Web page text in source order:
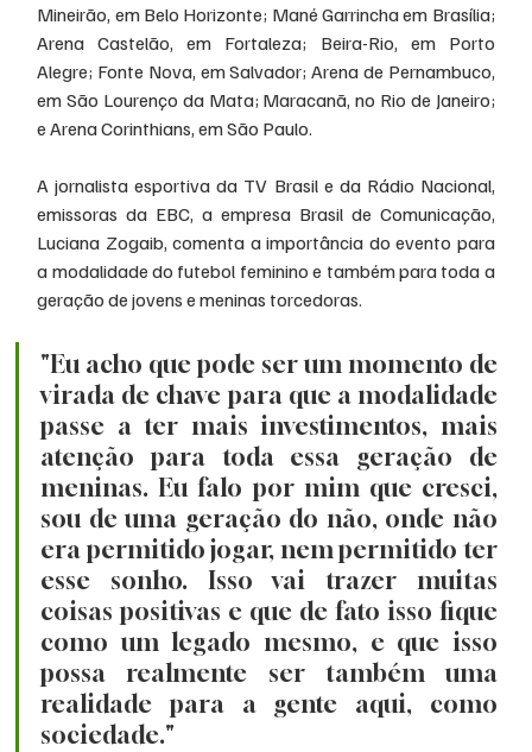
Mineirão, em Belo Horizonte; Mané Garrincha em Brasília;
Arena Castelão, em Fortaleza; Beira-Rio, em Porto
Alegre; Fonte Nova, em Salvador; Arena de Pernambuco,
em São Lourenço da Mata; Maracanã, no Rio de Janeiro;
e Arena Corinthians, em São Paulo.
A jornalista esportiva da TV Brasil e da Rádio Nacional,
emissoras da EBC, a empresa Brasil de Comunicação,
Luciana Zogaib, comenta a importância do evento para
a modalidade do futebol feminino e também para toda a
geração de jovens e meninas torcedoras.
"Eu acho que pode ser um momento de
virada de chave para que a modalidade
passe a ter mais investimentos, mais
atenção para toda essa geração de
meninas. Eu falo por mim que cresci,
sou de uma geração do não, onde não
era permitido jogar, nem permitido ter
esse sonho. Isso vai trazer muitas
coisas positivas e que de fato isso fique
como um legado mesmo, e que isso
possa realmente ser também uma
realidade para a gente aqui, como
sociedade."